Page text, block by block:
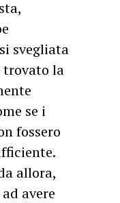
svegliata
trovato la
se i
fossero
allora,
avere